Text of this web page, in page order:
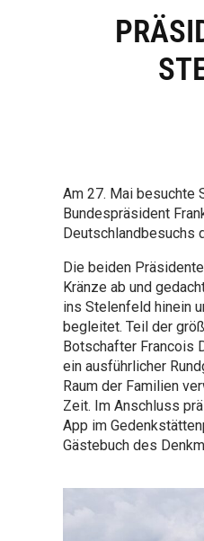
Am 27. Mai besuchte
Bundespräsident
Deutschlandbesuchs
Die beiden
Kränze ab und
ins Stelenfeld hinein
begleitet. Teil der
Botschafter Francois
ein ausführlicher
Raum der Familien
Zeit. Im Anschluss
App im
Gästebuch des